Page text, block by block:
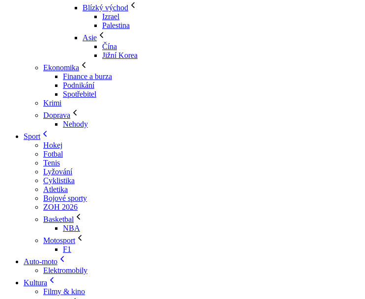
Blízký východ
Izrael
Palestina
Asie
Čína
Jižní Korea
Ekonomika
Finance a burza
Podnikání
Spotřebitel
Krimi
Doprava
Nehody
Sport
Hokej
Fotbal
Tenis
Lyžování
Cyklistika
Atletika
Bojové sporty
ZOH 2026
Basketbal
NBA
Motosport
F1
Auto-moto
Elektromobily
Kultura
Filmy & kino